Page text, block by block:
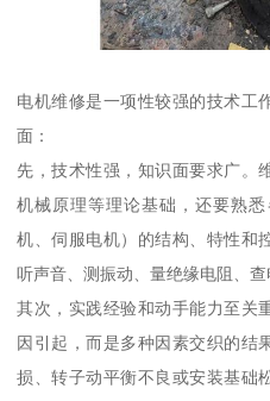
电机维修是一项性较强的技术工
面：
先，技术性强，知识面要求广。
机械原理等理论基础，还要熟
机、伺服电机）的结构、特性和
听声音、测振动、量绝缘电阻、
其次，实践经验和动手能力至关
因引起，而是多种因素交织的结
损、转子动平衡不良或安装基础